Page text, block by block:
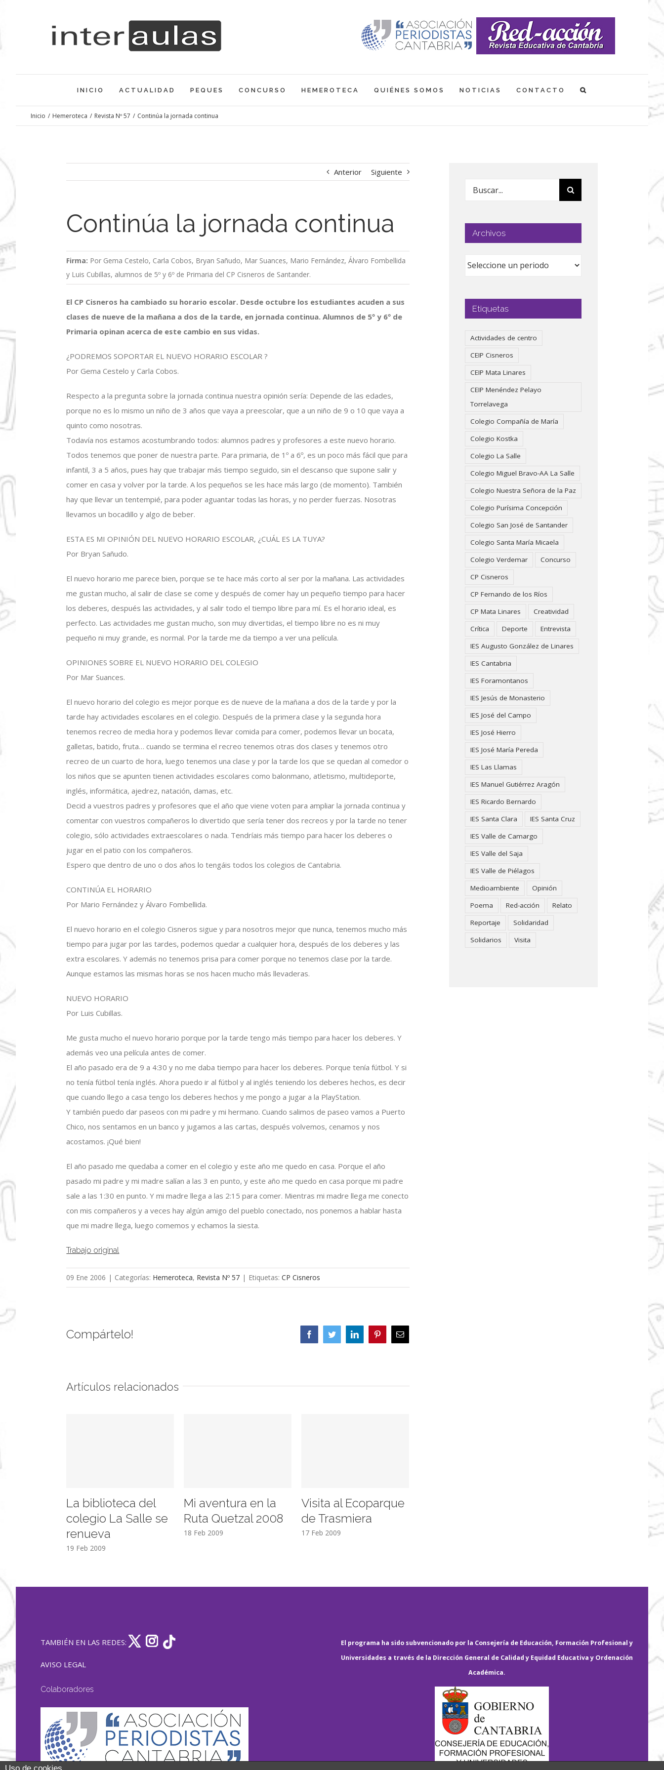
INICIO ACTUALIDAD PEQUES CONCURSO HEMEROTECA QUIÉNES SOMOS NOTICIAS CONTACTO
Inicio / Hemeroteca / Revista Nº 57 / Continúa la jornada continua
Anterior Siguiente
Continúa la jornada continua
Firma: Por Gema Cestelo, Carla Cobos, Bryan Sañudo, Mar Suances, Mario Fernández, Álvaro Fombellida
y Luis Cubillas, alumnos de 5º y 6º de Primaria del CP Cisneros de Santander.
El CP Cisneros ha cambiado su horario escolar. Desde octubre los estudiantes acuden a sus
clases de nueve de la mañana a dos de la tarde, en jornada continua. Alumnos de 5º y 6º de
Primaria opinan acerca de este cambio en sus vidas.
¿PODREMOS SOPORTAR EL NUEVO HORARIO ESCOLAR ?
Por Gema Cestelo y Carla Cobos.
Respecto a la pregunta sobre la jornada continua nuestra opinión sería: Depende de las edades,
porque no es lo mismo un niño de 3 años que vaya a preescolar, que a un niño de 9 o 10 que vaya a
quinto como nosotras.
Todavía nos estamos acostumbrando todos: alumnos padres y profesores a este nuevo horario.
Todos tenemos que poner de nuestra parte. Para primaria, de 1º a 6º, es un poco más fácil que para
infantil, 3 a 5 años, pues hay que trabajar más tiempo seguido, sin el descanso que supone salir y
comer en casa y volver por la tarde. A los pequeños se les hace más largo (de momento). También
hay que llevar un tentempié, para poder aguantar todas las horas, y no perder fuerzas. Nosotras
llevamos un bocadillo y algo de beber.
ESTA ES MI OPINIÓN DEL NUEVO HORARIO ESCOLAR, ¿CUÁL ES LA TUYA?
Por Bryan Sañudo.
El nuevo horario me parece bien, porque se te hace más corto al ser por la mañana. Las actividades
me gustan mucho, al salir de clase se come y después de comer hay un pequeño tiempo para hacer
los deberes, después las actividades, y al salir todo el tiempo libre para mí. Es el horario ideal, es
perfecto. Las actividades me gustan mucho, son muy divertidas, el tiempo libre no es ni muy
pequeño ni muy grande, es normal. Por la tarde me da tiempo a ver una película.
OPINIONES SOBRE EL NUEVO HORARIO DEL COLEGIO
Por Mar Suances.
El nuevo horario del colegio es mejor porque es de nueve de la mañana a dos de la tarde y por la
tarde hay actividades escolares en el colegio. Después de la primera clase y la segunda hora
tenemos recreo de media hora y podemos llevar comida para comer, podemos llevar un bocata,
galletas, batido, fruta… cuando se termina el recreo tenemos otras dos clases y tenemos otro
recreo de un cuarto de hora, luego tenemos una clase y por la tarde los que se quedan al comedor o
los niños que se apunten tienen actividades escolares como balonmano, atletismo, multideporte,
inglés, informática, ajedrez, natación, damas, etc.
Decid a vuestros padres y profesores que el año que viene voten para ampliar la jornada continua y
comentar con vuestros compañeros lo divertido que sería tener dos recreos y por la tarde no tener
colegio, sólo actividades extraescolares o nada. Tendríais más tiempo para hacer los deberes o
jugar en el patio con los compañeros.
Espero que dentro de uno o dos años lo tengáis todos los colegios de Cantabria.
CONTINÚA EL HORARIO
Por Mario Fernández y Álvaro Fombellida.
El nuevo horario en el colegio Cisneros sigue y para nosotros mejor que nunca, tenemos mucho más
tiempo para jugar por las tardes, podemos quedar a cualquier hora, después de los deberes y las
extra escolares. Y además no tenemos prisa para comer porque no tenemos clase por la tarde.
Aunque estamos las mismas horas se nos hacen mucho más llevaderas.
NUEVO HORARIO
Por Luis Cubillas.
Me gusta mucho el nuevo horario porque por la tarde tengo más tiempo para hacer los deberes. Y
además veo una película antes de comer.
El año pasado era de 9 a 4:30 y no me daba tiempo para hacer los deberes. Porque tenía fútbol. Y si
no tenía fútbol tenía inglés. Ahora puedo ir al fútbol y al inglés teniendo los deberes hechos, es decir
que cuando llego a casa tengo los deberes hechos y me pongo a jugar a la PlayStation.
Y también puedo dar paseos con mi padre y mi hermano. Cuando salimos de paseo vamos a Puerto
Chico, nos sentamos en un banco y jugamos a las cartas, después volvemos, cenamos y nos
acostamos. ¡Qué bien!
El año pasado me quedaba a comer en el colegio y este año me quedo en casa. Porque el año
pasado mi padre y mi madre salían a las 3 en punto, y este año me quedo en casa porque mi padre
sale a las 1:30 en punto. Y mi madre llega a las 2:15 para comer. Mientras mi madre llega me conecto
con mis compañeros y a veces hay algún amigo del pueblo conectado, nos ponemos a hablar hasta
que mi madre llega, luego comemos y echamos la siesta.
Trabajo original
09 Ene 2006 | Categorías: Hemeroteca, Revista Nº 57 | Etiquetas:CP Cisneros
Compártelo! FacebookTwitterLinkedIn PinterestCorreo
electrónico
Artículos relacionados
La biblioteca del
colegio La Salle se
renueva
19 Feb 2009
Mi aventura en la
Ruta Quetzal 2008
18 Feb 2009
Visita al Ecoparque
de Trasmiera
17 Feb 2009
Buscar:
Archivos
Etiquetas
Actividades de centro
CEIP Cisneros
CEIP Mata Linares
CEIP Menéndez Pelayo
Torrelavega
Colegio Compañía de María
Colegio Kostka
Colegio La Salle
Colegio Miguel Bravo-AA La Salle
Colegio Nuestra Señora de la Paz
Colegio Purísima Concepción
Colegio San José de Santander
Colegio Santa María Micaela
Colegio Verdemar
Concurso
CP Cisneros
CP Fernando de los Ríos
CP Mata Linares
Creatividad
Crítica
Deporte
Entrevista
IES Augusto González de Linares
IES Cantabria
IES Foramontanos
IES Jesús de Monasterio
IES José del Campo
IES José Hierro
IES José María Pereda
IES Las Llamas
IES Manuel Gutiérrez Aragón
IES Ricardo Bernardo
IES Santa Clara
IES Santa Cruz
IES Valle de Camargo
IES Valle del Saja
IES Valle de Piélagos
Medioambiente
Opinión
Poema
Red-acción
Relato
Reportaje
Solidaridad
Solidarios
Visita
TAMBIÉN EN LAS REDES:
AVISO LEGAL
Colaboradores
El programa ha sido subvencionado por la Consejería de Educación, Formación Profesional y
Universidades a través de la Dirección General de Calidad y Equidad Educativa y Ordenación
Académica.